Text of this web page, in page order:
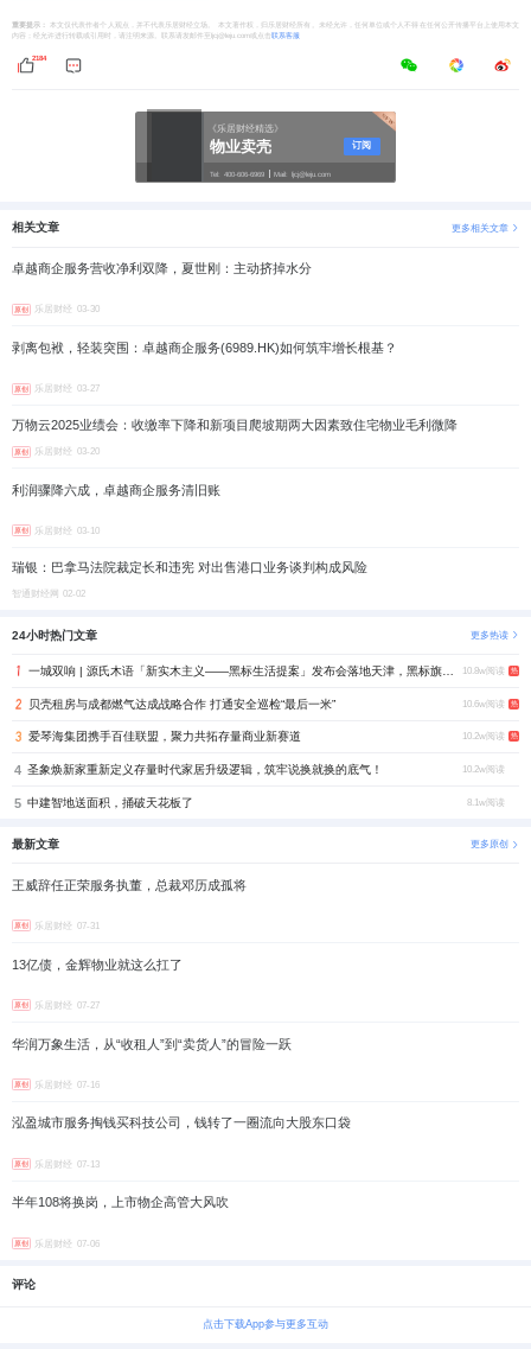
重要提示：
本文仅代表作者个人观点，并不代表乐居财经立场。 本文著作权，归乐居财经所有。未经允许，任何单位或个人不得在任何公开传播平台上使用本文
内容；经允许进行转载或引用时，请注明来源。联系请发邮件至ljcj@leju.com或点击 联系客服
2184
《乐居财经精选》
物业卖壳
Tel: 400-606-6969 Mail: ljcj@leju.com
订阅
相关文章 更多相关文章
卓越商企服务营收净利双降，夏世刚：主动挤掉水分
原创 乐居财经 03-30
剥离包袱，轻装突围：卓越商企服务(6989.HK)如何筑牢增长根基？
原创 乐居财经 03-27
万物云2025业绩会：收缴率下降和新项目爬坡期两大因素致住宅物业毛利微降
原创 乐居财经 03-20
利润骤降六成，卓越商企服务清旧账
原创 乐居财经 03-10
瑞银：巴拿马法院裁定长和违宪 对出售港口业务谈判构成风险
智通财经网 02-02
24小时热门文章 更多热读
10.8w阅读 热
贝壳租房与成都燃气达成战略合作 打通安全巡检“最后一米” 10.6w阅读 热
爱琴海集团携手百佳联盟，聚力共拓存量商业新赛道 10.2w阅读 热
4 圣象焕新家重新定义存量时代家居升级逻辑，筑牢说换就换的底气！ 10.2w阅读
5 中建智地送面积，捅破天花板了 8.1w阅读
最新文章 更多原创
王威辞任正荣服务执董，总裁邓历成孤将
原创 乐居财经 07-31
13亿债，金辉物业就这么扛了
原创 乐居财经 07-27
华润万象生活，从“收租人”到“卖货人”的冒险一跃
原创 乐居财经 07-16
泓盈城市服务掏钱买科技公司，钱转了一圈流向大股东口袋
原创 乐居财经 07-13
半年108将换岗，上市物企高管大风吹
原创 乐居财经 07-06
评论
点击下载App参与更多互动